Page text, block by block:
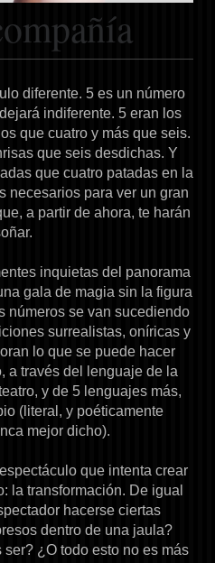
diferente. 5 es un número
indiferente. 5 eran los
que cuatro y más que seis.
que seis desdichas. Y
que cuatro patadas en la
necesarios para ver un gran
a partir de ahora, te harán
inquietas del panorama
gala de magia sin la figura
números se van sucediendo
surrealistas, oníricas y
lo que se puede hacer
a través del lenguaje de la
y de 5 lenguajes más,
(literal, y poéticamente
mejor dicho).
que intenta crear
la transformación. De igual
hacerse ciertas
dentro de una jaula?
¿O todo esto no es más